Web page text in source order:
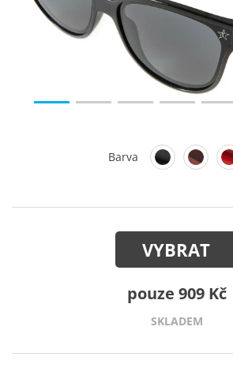
Barva
VYBRAT
pouze 909 Kč
SKLADEM